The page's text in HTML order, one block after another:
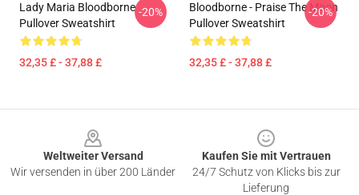
Lady Maria Bloodborne
Pullover Sweatshirt
32,35 £ - 37,88 £
-20%
Bloodborne - Praise The Moon
Pullover Sweatshirt
32,35 £ - 37,88 £
-20%
Weltweiter Versand
Wir versenden in über 200 Länder
Kaufen Sie mit Vertrauen
24/7 Schutz von Klicks bis zur
Lieferung